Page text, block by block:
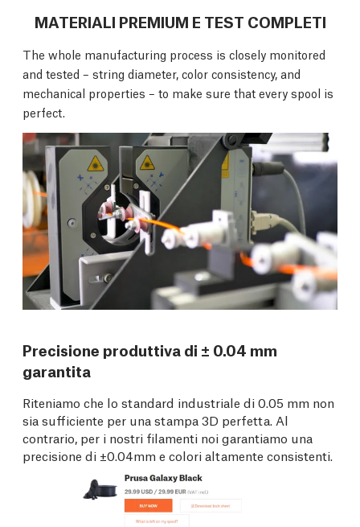
MATERIALI PREMIUM E TEST COMPLETI
The whole manufacturing process is closely monitored
and tested – string diameter, color consistency, and
mechanical properties – to make sure that every spool is
perfect.
Precisione produttiva di ± 0.04 mm
garantita
Riteniamo che lo standard industriale di 0.05 mm non
sia sufficiente per una stampa 3D perfetta. Al
contrario, per i nostri filamenti noi garantiamo una
precisione di ±0.04mm e colori altamente consistenti.